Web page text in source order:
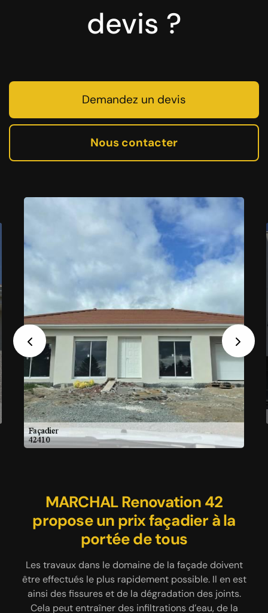
devis ?
Demandez un devis
Nous contacter
Previous Next
MARCHAL Renovation 42
propose un prix façadier à la
portée de tous
Les travaux dans le domaine de la façade doivent
être effectués le plus rapidement possible. Il en est
ainsi des fissures et de la dégradation des joints.
Cela peut entraîner des infiltrations d’eau, de la
Intervention de l’artisan
façadier MARCHAL Renovation
42 pour les travaux au niveau
d’une façade
Parmi les nombreux travaux concernant la façade,
le nettoyage occupe une place prépondérante. En
Le façadier MARCHAL
Renovation 42 effectue des
réparations de fissure en
assurant l’étanchéité des
façades
Si vous désirez embellir votre maison ou attirer plus